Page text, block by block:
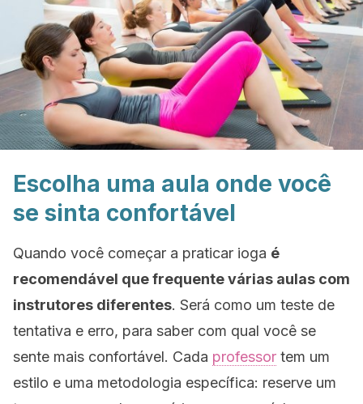
Escolha uma aula onde você
se sinta confortável
Quando você começar a praticar ioga é
recomendável que frequente várias aulas com
instrutores diferentes. Será como um teste de
tentativa e erro, para saber com qual você se
sente mais confortável. Cada professor tem um
estilo e uma metodologia específica: reserve um